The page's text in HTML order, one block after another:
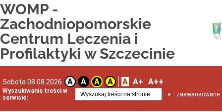
WOMP -
Zachodniopomorskie
Centrum Leczenia i
Profilaktyki w Szczecinie
Sobota 08.08.2026 A A A A A A+ A++
Wyszukiwanie treści w
serwisie:
zaawansowane
zadania
Statut
prawny
Organy,
kompetencje
Siedziba
Regulamin
organizacyjny
WOMP-